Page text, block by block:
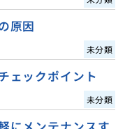
原因
未分類
ェックポイント
未分類